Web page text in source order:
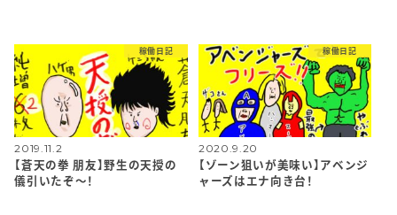
稼働日記
2019.11.2
【蒼天の拳 朋友】野生の天授の
儀引いたぞ〜！
稼働日記
2020.9.20
【ゾーン狙いが美味い】アベンジ
ャーズはエナ向き台！